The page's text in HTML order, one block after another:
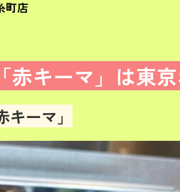
町店
赤キーマ」は東
ーマ」